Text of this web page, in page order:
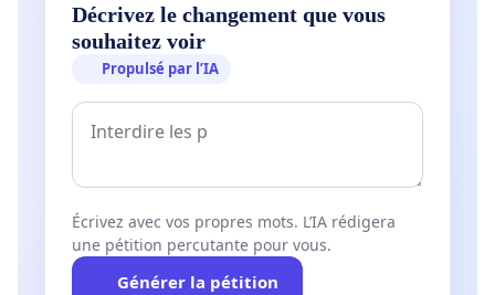
Décrivez le changement que vous
souhaitez voir
Propulsé par l’IA
Écrivez avec vos propres mots. L’IA rédigera
une pétition percutante pour vous.
Générer la pétition